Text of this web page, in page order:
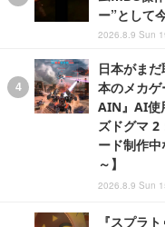
ー”として
2026.8.9 Sun
日本がま
本のメカ
AIN』AI使
ズドグマ 2
ード制作
～】
2026.8.9 Sun
『スプラ